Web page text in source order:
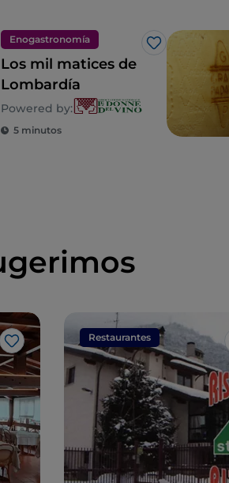
Enogastronomía
Me gusta
Los mil matices de
Lombardía
Powered by:
5 minutos
Me gusta
Restaurantes